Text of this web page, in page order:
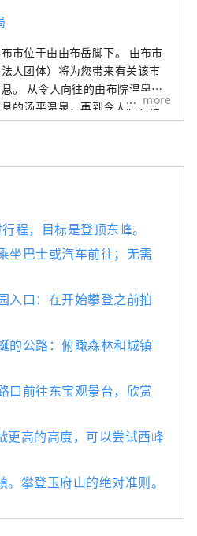
市位于由由布岳脚下。 由布市
人团体）将为您带来有关该市
温泉，
的汤平温泉，再到令人心旷神
原，以及神秘的由由布川峡谷
more
程，目标是登顶东峰。
坐巴士或汽车前往；无需
入口：在开始攀登之前拍
的公路：俯瞰森林和城镇
口前往东宝观景台，欣赏
更高的高度，可以尝试西峰
攀登玉府山的绝对准则。